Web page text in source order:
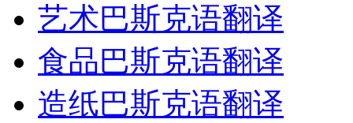
艺术巴斯克语翻译
食品巴斯克语翻译
造纸巴斯克语翻译